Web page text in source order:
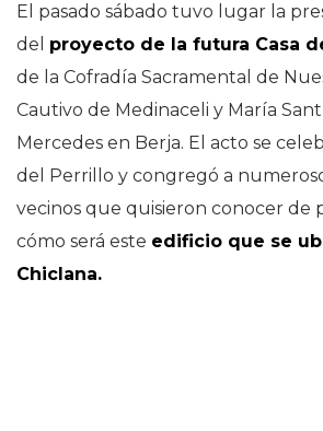
El pasado sábado tuvo lugar la
del proyecto de la futura Casa
de la Cofradía Sacramental de
Cautivo de Medinaceli y María
Mercedes en Berja. El acto se
del Perrillo y congregó a
vecinos que quisieron conocer de
cómo será este edificio que se
Chiclana.